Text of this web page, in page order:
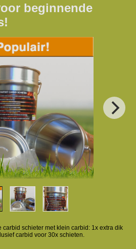
beginnende
schieter met klein carbid: 1x extra dik
carbid voor 30x schieten.